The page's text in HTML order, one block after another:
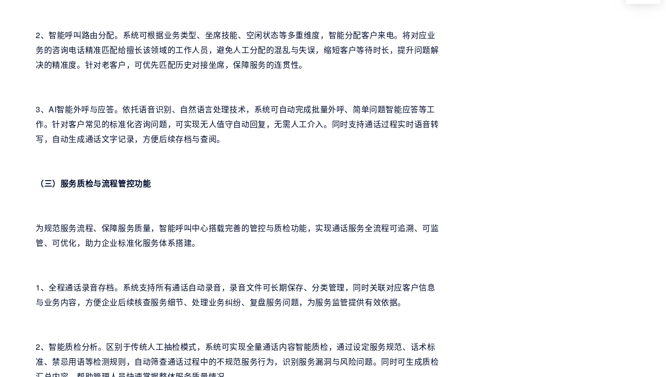
2、智能呼叫路由分配。系统可根据业务类型、坐席技能、空闲状态等多重维度，智能分配客户来电。将对应业
务的咨询电话精准匹配给擅长该领域的工作人员，避免人工分配的混乱与失误，缩短客户等待时长，提升问题解
决的精准度。针对老客户，可优先匹配历史对接坐席，保障服务的连贯性。
3、AI智能外呼与应答。依托语音识别、自然语言处理技术，系统可自动完成批量外呼、简单问题智能应答等工
作。针对客户常见的标准化咨询问题，可实现无人值守自动回复，无需人工介入。同时支持通话过程实时语音转
写，自动生成通话文字记录，方便后续存档与查阅。
（三）服务质检与流程管控功能
为规范服务流程、保障服务质量，智能呼叫中心搭载完善的管控与质检功能，实现通话服务全流程可追溯、可监
管、可优化，助力企业标准化服务体系搭建。
1、全程通话录音存档。系统支持所有通话自动录音，录音文件可长期保存、分类管理，同时关联对应客户信息
与业务内容，方便企业后续核查服务细节、处理业务纠纷、复盘服务问题，为服务监管提供有效依据。
2、智能质检分析。区别于传统人工抽检模式，系统可实现全量通话内容智能质检，通过设定服务规范、话术标
准、禁忌用语等检测规则，自动筛查通话过程中的不规范服务行为，识别服务漏洞与风险问题。同时可生成质检